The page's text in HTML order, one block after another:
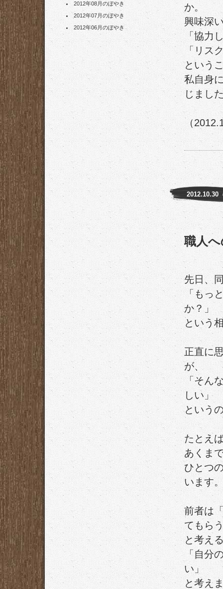
2012年08月のぼやき
2012年07月のぼやき
2012年06月のぼやき
か。
興味深
「協力
「リス
という
私自身
じまし
（
2012.10.30
職人
先日、
「もっ
か？」
という
正直に
が、
「そん
しい」
という
たとえ
あくま
ひとつ
います
前者は
てもら
と考え
「自分
い」
と考え